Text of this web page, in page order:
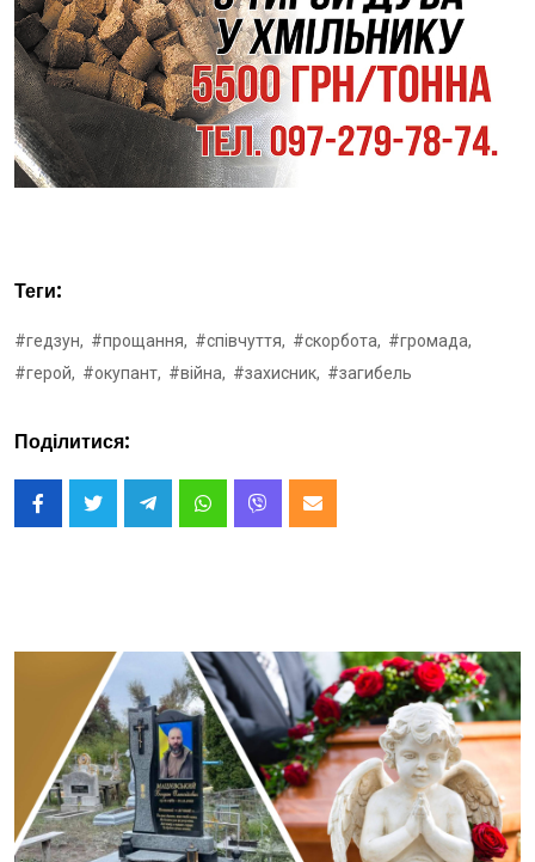
Теги:
#гедзун, #прощання, #співчуття, #скорбота, #громада,
#герой, #окупант, #війна, #захисник, #загибель
Поділитися: